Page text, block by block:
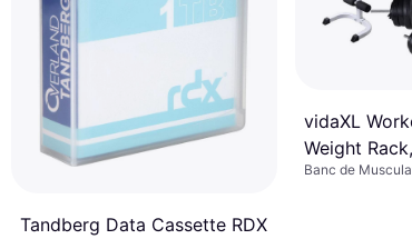
Tandberg Data Cassette RDX
vidaXL
Weight
Dumbbell
Banc de